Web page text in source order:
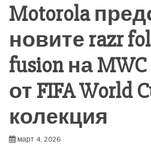
Motorola
новите razr
fusion на
от FIFA World
колекция
март 4, 2026